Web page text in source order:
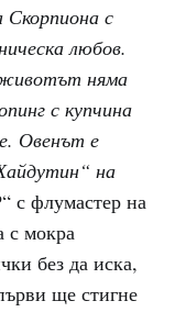
Скорпиона с
любов.
няма
с купчина
Овенът е
на
с флумастер на
с мокра
без да иска,
ще стигне